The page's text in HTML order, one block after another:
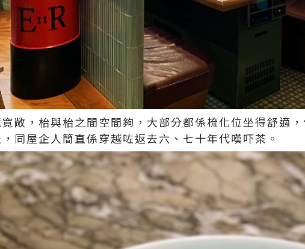
敞，枱與枱之間空間夠，大部分都係梳化位坐得舒適
同屋企人簡直係穿越咗返去六、七十年代嘆吓茶。